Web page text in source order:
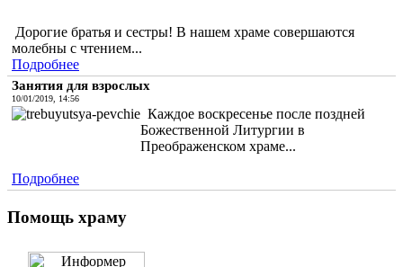
Дорогие братья и сестры! В нашем храме совершаются
молебны с чтением...
Подробнее
Занятия для взрослых
10/01/2019, 14:56
Каждое воскресенье после поздней
Божественной Литургии в
Преображенском храме...
Подробнее
Помощь храму